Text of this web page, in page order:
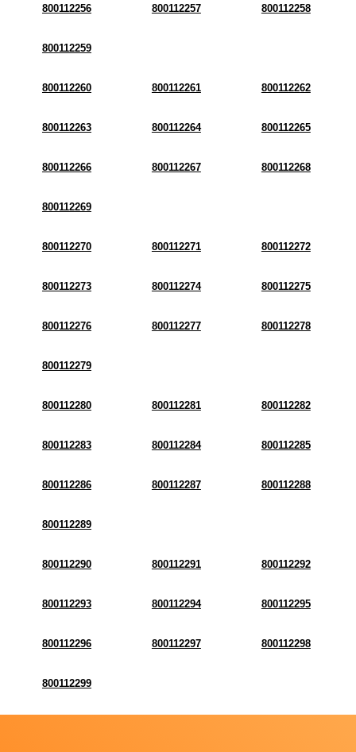
800112256 800112257 800112258
800112259
800112260 800112261 800112262
800112263 800112264 800112265
800112266 800112267 800112268
800112269
800112270 800112271 800112272
800112273 800112274 800112275
800112276 800112277 800112278
800112279
800112280 800112281 800112282
800112283 800112284 800112285
800112286 800112287 800112288
800112289
800112290 800112291 800112292
800112293 800112294 800112295
800112296 800112297 800112298
800112299